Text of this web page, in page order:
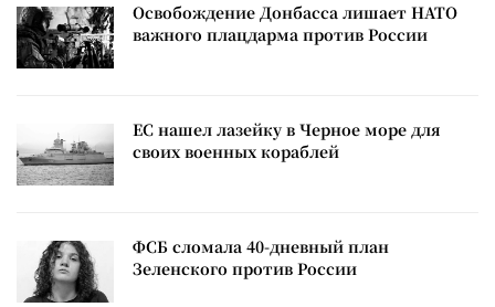
Освобождение Донбасса лишает НАТО
важного плацдарма против России
ЕС нашел лазейку в Черное море для
своих военных кораблей
ФСБ сломала 40-дневный план
Зеленского против России